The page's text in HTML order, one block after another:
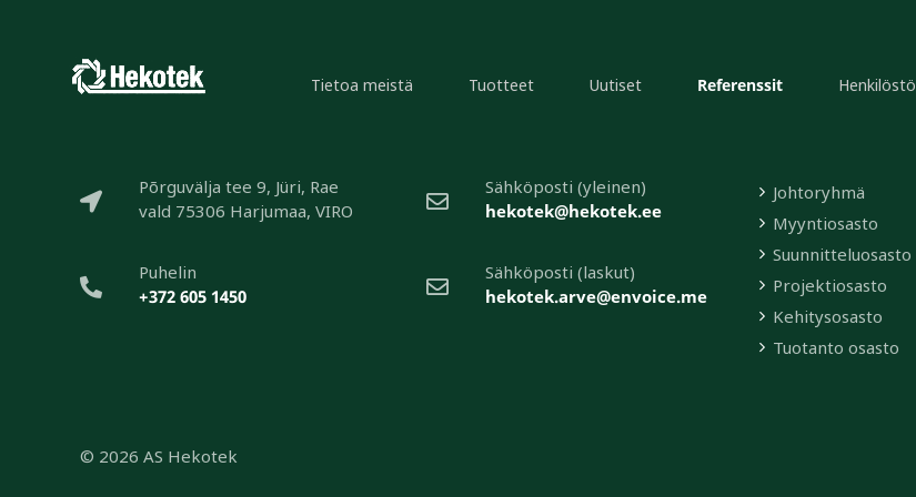
Tietoa meistä Tuotteet Uutiset Referenssit Henkilöstö
Põrguvälja tee 9, Jüri, Rae
vald 75306 Harjumaa, VIRO
Puhelin
+372 605 1450
Sähköposti (yleinen)
hekotek@hekotek.ee
Sähköposti (laskut)
hekotek.arve@envoice.me
Johtoryhmä
Myyntiosasto
Suunnitteluosasto
Projektiosasto
Kehitysosasto
Tuotanto osasto
© 2026 AS Hekotek